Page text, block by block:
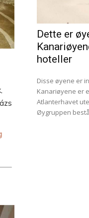
Dette er
hoteller
Disse øyene er
Kanariøyene er
Atlanterhavet
Øygruppen